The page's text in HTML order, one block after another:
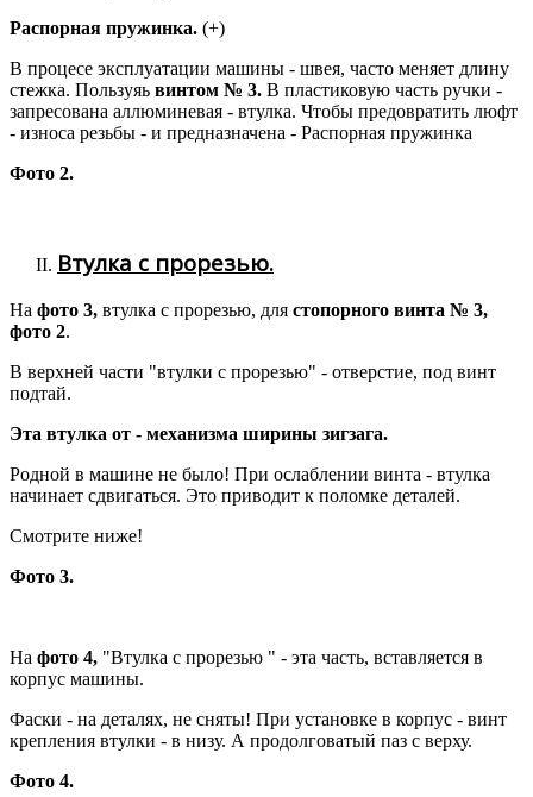
Распорная пружинка. (+)
В процесе эксплуатации машины - швея, часто меняет длину
стежка. Пользуяь винтом № 3. В пластиковую часть ручки -
запресована аллюминевая - втулка. Чтобы предовратить люфт
- износа резьбы - и предназначена - Распорная пружинка
Фото 2.
Втулка с прорезью.
На фото 3, втулка с прорезью, для стопорного винта № 3,
фото 2.
В верхней части "втулки с прорезью" - отверстие, под винт
подтай.
Эта втулка от - механизма ширины зигзага.
Родной в машине не было! При ослаблении винта - втулка
начинает сдвигаться. Это приводит к поломке деталей.
Смотрите ниже!
Фото 3.
На фото 4, "Втулка с прорезью " - эта часть, вставляется в
корпус машины.
Фаски - на деталях, не сняты! При установке в корпус - винт
крепления втулки - в низу. А продолговатый паз с верху.
Фото 4.